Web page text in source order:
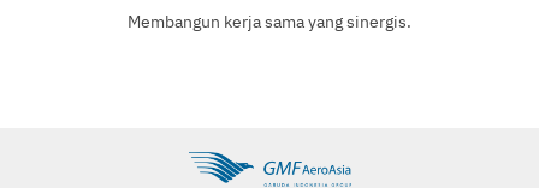
Membangun kerja sama yang sinergis.